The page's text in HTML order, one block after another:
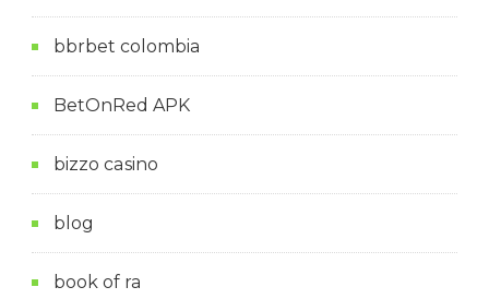
bbrbet colombia
BetOnRed APK
bizzo casino
blog
book of ra